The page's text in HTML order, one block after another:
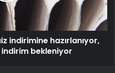
indirimine hazırlanıyor,
bekleniyor